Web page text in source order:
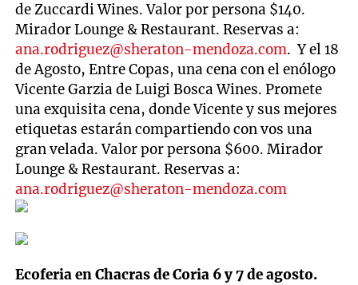
de Zuccardi Wines. Valor por persona $140.
Mirador Lounge & Restaurant. Reservas a:
ana.rodriguez@sheraton-mendoza.com. Y el 18
de Agosto, Entre Copas, una cena con el enólogo
Vicente Garzia de Luigi Bosca Wines. Promete
una exquisita cena, donde Vicente y sus mejores
etiquetas estarán compartiendo con vos una
gran velada. Valor por persona $600. Mirador
Lounge & Restaurant. Reservas a:
ana.rodriguez@sheraton-mendoza.com
Ecoferia en Chacras de Coria 6 y 7 de agosto.